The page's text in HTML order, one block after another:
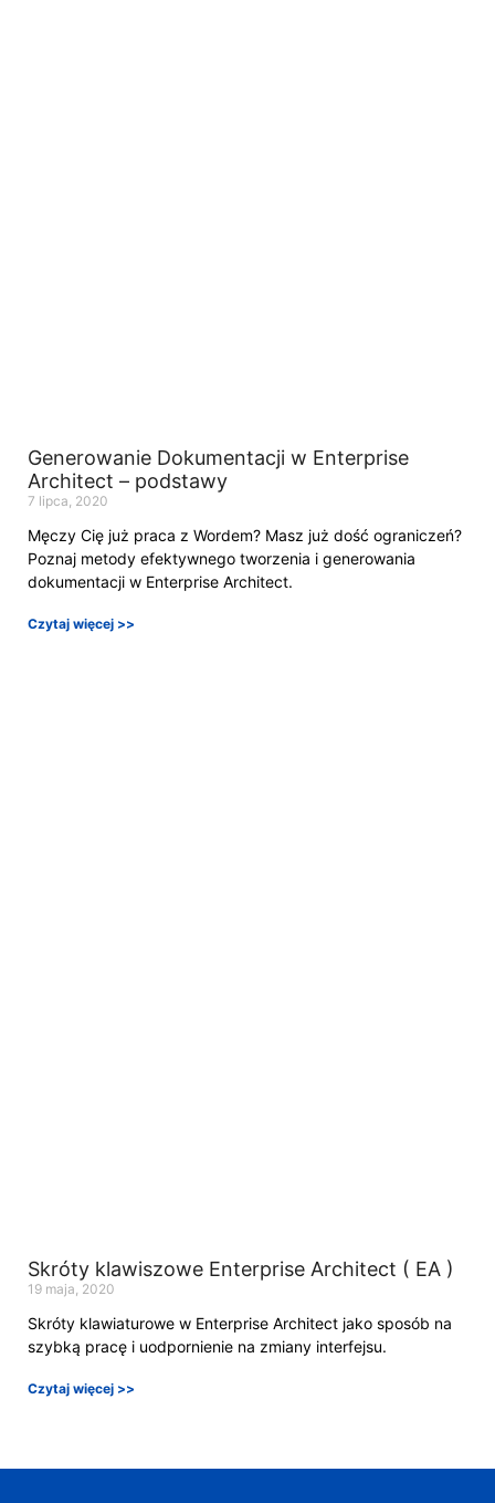
Generowanie Dokumentacji w Enterprise
Architect – podstawy
7 lipca, 2020
Męczy Cię już praca z Wordem? Masz już dość ograniczeń?
Poznaj metody efektywnego tworzenia i generowania
dokumentacji w Enterprise Architect.
Czytaj więcej >>
Skróty klawiszowe Enterprise Architect ( EA )
19 maja, 2020
Skróty klawiaturowe w Enterprise Architect jako sposób na
szybką pracę i uodpornienie na zmiany interfejsu.
Czytaj więcej >>